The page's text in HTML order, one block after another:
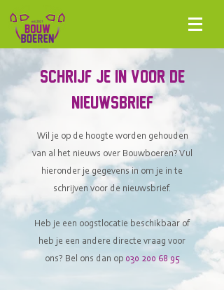
Schrijf je in voor de
nieuwsbrief
Wil je op de hoogte worden gehouden
van al het nieuws over Bouwboeren? Vul
hieronder je gegevens in om je in te
schrijven voor de nieuwsbrief.
Heb je een oogstlocatie beschikbaar of
heb je een andere directe vraag voor
ons? Bel ons dan op 030 200 68 95